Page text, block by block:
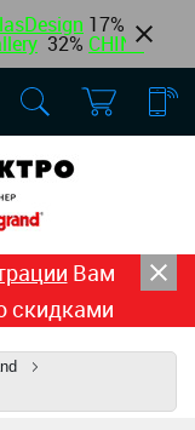
17%
32% CHINT
Вам
скидками